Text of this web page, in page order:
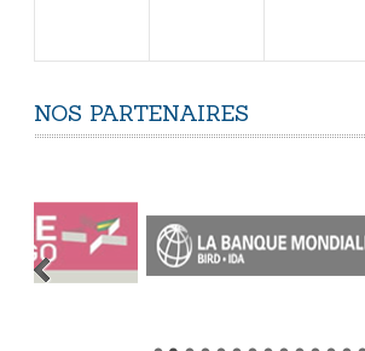
NOS PARTENAIRES